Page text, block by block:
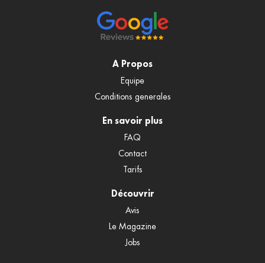
A Propos
Equipe
Conditions generales
En savoir plus
FAQ
Contact
Tarifs
Découvrir
Avis
Le Magazine
Jobs